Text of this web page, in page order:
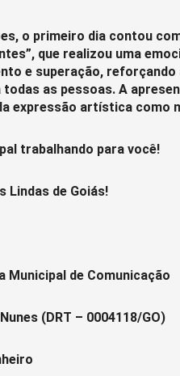
o primeiro dia contou
que realizou uma
e superação,
as pessoas. A
expressão artística como
trabalhando para você!
Lindas de Goiás!
Municipal de Comunicação
(DRT – 0004118/GO)